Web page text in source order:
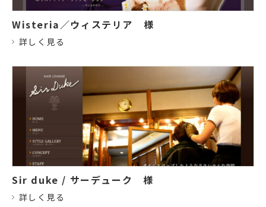
Wisteria／ウィステリア 様
詳しく見る
Sir duke / サーデューク 様
詳しく見る